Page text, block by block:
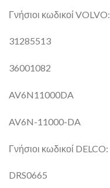
Γνήσιοι κωδικοί VOLVO:
31285513
36001082
AV6N11000DA
AV6N-11000-DA
Γνήσιοι κωδικοί DELCO:
DRS0665